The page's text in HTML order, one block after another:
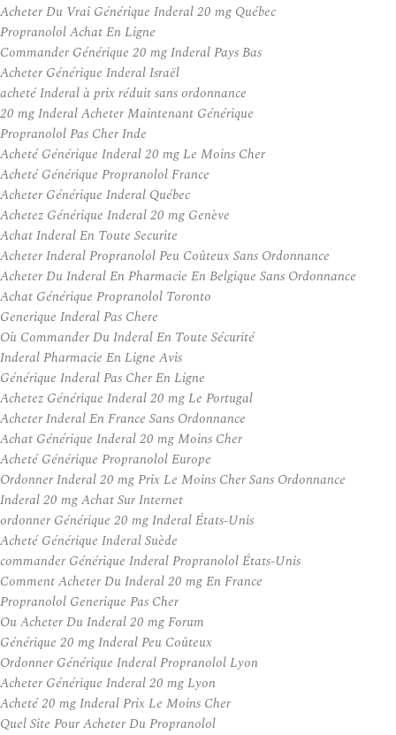
Acheter Du Vrai Générique Inderal 20 mg Québec
Propranolol Achat En Ligne
Commander Générique 20 mg Inderal Pays Bas
Acheter Générique Inderal Israël
acheté Inderal à prix réduit sans ordonnance
20 mg Inderal Acheter Maintenant Générique
Propranolol Pas Cher Inde
Acheté Générique Inderal 20 mg Le Moins Cher
Acheté Générique Propranolol France
Acheter Générique Inderal Québec
Achetez Générique Inderal 20 mg Genève
Achat Inderal En Toute Securite
Acheter Inderal Propranolol Peu Coûteux Sans Ordonnance
Acheter Du Inderal En Pharmacie En Belgique Sans Ordonnance
Achat Générique Propranolol Toronto
Generique Inderal Pas Chere
Où Commander Du Inderal En Toute Sécurité
Inderal Pharmacie En Ligne Avis
Générique Inderal Pas Cher En Ligne
Achetez Générique Inderal 20 mg Le Portugal
Acheter Inderal En France Sans Ordonnance
Achat Générique Inderal 20 mg Moins Cher
Acheté Générique Propranolol Europe
Ordonner Inderal 20 mg Prix Le Moins Cher Sans Ordonnance
Inderal 20 mg Achat Sur Internet
ordonner Générique 20 mg Inderal États-Unis
Acheté Générique Inderal Suède
commander Générique Inderal Propranolol États-Unis
Comment Acheter Du Inderal 20 mg En France
Propranolol Generique Pas Cher
Ou Acheter Du Inderal 20 mg Forum
Générique 20 mg Inderal Peu Coûteux
Ordonner Générique Inderal Propranolol Lyon
Acheter Générique Inderal 20 mg Lyon
Acheté 20 mg Inderal Prix Le Moins Cher
Quel Site Pour Acheter Du Propranolol